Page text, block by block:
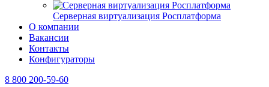
Серверная виртуализация Росплатформа
О компании
Вакансии
Контакты
Конфигураторы
8 800 200-59-60